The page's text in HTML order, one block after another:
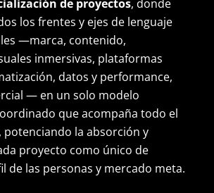
de proyectos, donde
los frentes y ejes de lenguaje
—marca, contenido,
inmersivas, plataformas
datos y performance,
— en un solo modelo
que acompaña todo el
potenciando la absorción y
proyecto como único de
de las personas y mercado meta.